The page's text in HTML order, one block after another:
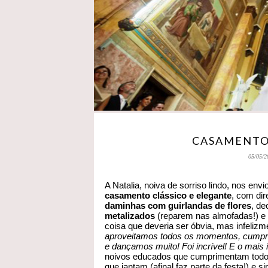
05/05/
A Natalia, noiva de sorriso lindo, nos
casamento clássico e elegante, com
daminhas com guirlandas de flores,
metalizados (reparem nas almofadas!)
coisa que deveria ser óbvia, mas
aproveitamos todos os momentos,
e dançamos muito! Foi incrível! E o mais
noivos educados que cumprimentam